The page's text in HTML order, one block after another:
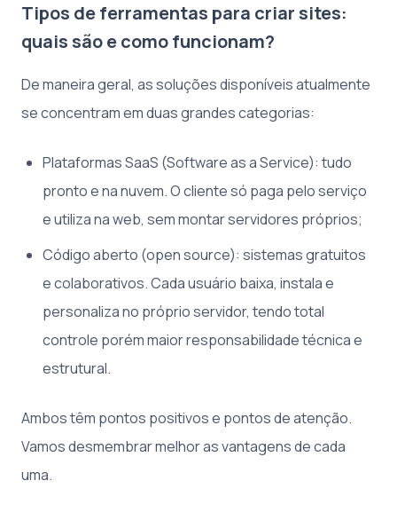
Tipos de ferramentas para criar sites:
quais são e como funcionam?
De maneira geral, as soluções disponíveis atualmente
se concentram em duas grandes categorias:
Plataformas SaaS (Software as a Service): tudo
pronto e na nuvem. O cliente só paga pelo serviço
e utiliza na web, sem montar servidores próprios;
Código aberto (open source): sistemas gratuitos
e colaborativos. Cada usuário baixa, instala e
personaliza no próprio servidor, tendo total
controle porém maior responsabilidade técnica e
estrutural.
Ambos têm pontos positivos e pontos de atenção.
Vamos desmembrar melhor as vantagens de cada
uma.